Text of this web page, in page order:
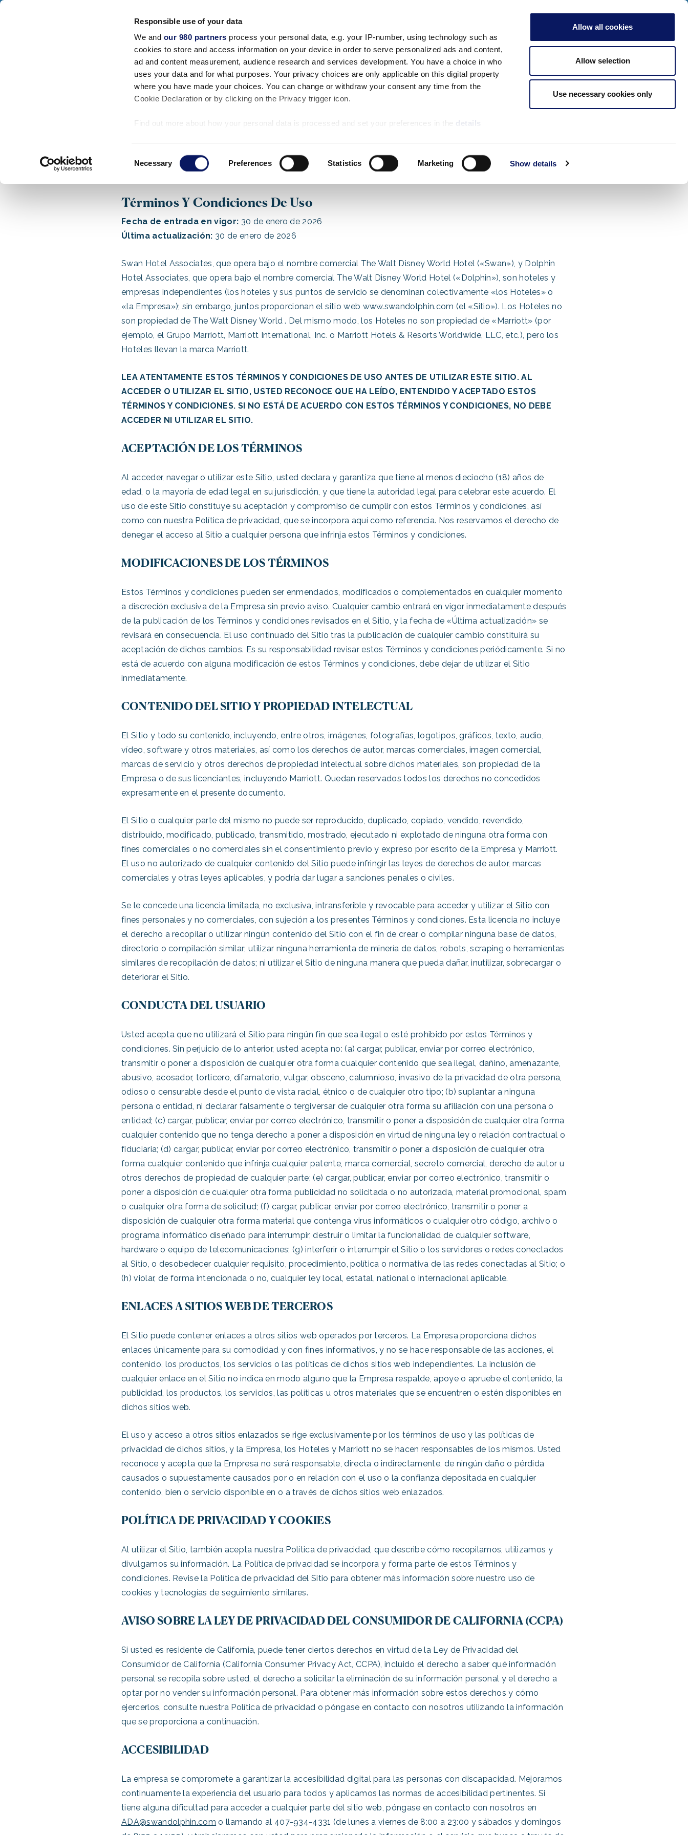
Responsible use of your data
We and our 980 partners process your personal data, e.g. your IP-number, using technology such as
cookies to store and access information on your device in order to serve personalized ads and content,
ad and content measurement, audience research and services development. You have a choice in who
uses your data and for what purposes. Your privacy choices are only applicable on this digital property
where you have made your choices. You can change or withdraw your consent any time from the
Cookie Declaration or by clicking on the Privacy trigger icon.
Find out more about how your personal data is processed and set your preferences in the
details
We use cookies to personalise content and ads, to provide social media features and to analyse our
traffic. We also share information about your use of our site with our social media, advertising and
analytics partners who may combine it with other information that you’ve provided to them or that
they’ve collected from your use of their services.
Selection
Necessary Preferences Statistics Marketing Show details
Allow all cookies
Allow selection
Use necessary cookies only
Alojamientos Comedor Actividades Ofertas especiales Bodas Reuniones y eventos Más
Reserve
8 Sat
9 Sun
Comprobar Disponibilidad
Condiciones generales
Condiciones De Uso
Términos Y Condiciones De Uso
Fecha de entrada en vigor: 30 de enero de 2026
Última actualización: 30 de enero de 2026
Swan Hotel Associates, que opera bajo el nombre comercial The Walt Disney World Hotel («Swan»), y Dolphin
Hotel Associates, que opera bajo el nombre comercial The Walt Disney World Hotel («Dolphin»), son hoteles y
empresas independientes (los hoteles y sus puntos de servicio se denominan colectivamente «los Hoteles» o
«la Empresa»); sin embargo, juntos proporcionan el sitio web www.swandolphin.com (el «Sitio»). Los Hoteles no
son propiedad de The Walt Disney World . Del mismo modo, los Hoteles no son propiedad de «Marriott» (por
ejemplo, el Grupo Marriott, Marriott International, Inc. o Marriott Hotels & Resorts Worldwide, LLC, etc.), pero los
Hoteles llevan la marca Marriott.
LEA ATENTAMENTE ESTOS TÉRMINOS Y CONDICIONES DE USO ANTES DE UTILIZAR ESTE SITIO. AL
ACCEDER O UTILIZAR EL SITIO, USTED RECONOCE QUE HA LEÍDO, ENTENDIDO Y ACEPTADO ESTOS
TÉRMINOS Y CONDICIONES. SI NO ESTÁ DE ACUERDO CON ESTOS TÉRMINOS Y CONDICIONES, NO DEBE
ACCEDER NI UTILIZAR EL SITIO.
ACEPTACIÓN DE LOS TÉRMINOS
Al acceder, navegar o utilizar este Sitio, usted declara y garantiza que tiene al menos dieciocho (18) años de
edad, o la mayoría de edad legal en su jurisdicción, y que tiene la autoridad legal para celebrar este acuerdo. El
uso de este Sitio constituye su aceptación y compromiso de cumplir con estos Términos y condiciones, así
como con nuestra Política de privacidad, que se incorpora aquí como referencia. Nos reservamos el derecho de
denegar el acceso al Sitio a cualquier persona que infrinja estos Términos y condiciones.
MODIFICACIONES DE LOS TÉRMINOS
Estos Términos y condiciones pueden ser enmendados, modificados o complementados en cualquier momento
a discreción exclusiva de la Empresa sin previo aviso. Cualquier cambio entrará en vigor inmediatamente después
de la publicación de los Términos y condiciones revisados en el Sitio, y la fecha de «Última actualización» se
revisará en consecuencia. El uso continuado del Sitio tras la publicación de cualquier cambio constituirá su
aceptación de dichos cambios. Es su responsabilidad revisar estos Términos y condiciones periódicamente. Si no
está de acuerdo con alguna modificación de estos Términos y condiciones, debe dejar de utilizar el Sitio
inmediatamente.
CONTENIDO DEL SITIO Y PROPIEDAD INTELECTUAL
El Sitio y todo su contenido, incluyendo, entre otros, imágenes, fotografías, logotipos, gráficos, texto, audio,
vídeo, software y otros materiales, así como los derechos de autor, marcas comerciales, imagen comercial,
marcas de servicio y otros derechos de propiedad intelectual sobre dichos materiales, son propiedad de la
Empresa o de sus licenciantes, incluyendo Marriott. Quedan reservados todos los derechos no concedidos
expresamente en el presente documento.
El Sitio o cualquier parte del mismo no puede ser reproducido, duplicado, copiado, vendido, revendido,
distribuido, modificado, publicado, transmitido, mostrado, ejecutado ni explotado de ninguna otra forma con
fines comerciales o no comerciales sin el consentimiento previo y expreso por escrito de la Empresa y Marriott.
El uso no autorizado de cualquier contenido del Sitio puede infringir las leyes de derechos de autor, marcas
comerciales y otras leyes aplicables, y podría dar lugar a sanciones penales o civiles.
Se le concede una licencia limitada, no exclusiva, intransferible y revocable para acceder y utilizar el Sitio con
fines personales y no comerciales, con sujeción a los presentes Términos y condiciones. Esta licencia no incluye
el derecho a recopilar o utilizar ningún contenido del Sitio con el fin de crear o compilar ninguna base de datos,
directorio o compilación similar; utilizar ninguna herramienta de minería de datos, robots, scraping o herramientas
similares de recopilación de datos; ni utilizar el Sitio de ninguna manera que pueda dañar, inutilizar, sobrecargar o
deteriorar el Sitio.
CONDUCTA DEL USUARIO
Usted acepta que no utilizará el Sitio para ningún fin que sea ilegal o esté prohibido por estos Términos y
condiciones. Sin perjuicio de lo anterior, usted acepta no: (a) cargar, publicar, enviar por correo electrónico,
transmitir o poner a disposición de cualquier otra forma cualquier contenido que sea ilegal, dañino, amenazante,
abusivo, acosador, torticero, difamatorio, vulgar, obsceno, calumnioso, invasivo de la privacidad de otra persona,
odioso o censurable desde el punto de vista racial, étnico o de cualquier otro tipo; (b) suplantar a ninguna
persona o entidad, ni declarar falsamente o tergiversar de cualquier otra forma su afiliación con una persona o
entidad; (c) cargar, publicar, enviar por correo electrónico, transmitir o poner a disposición de cualquier otra forma
cualquier contenido que no tenga derecho a poner a disposición en virtud de ninguna ley o relación contractual o
fiduciaria; (d) cargar, publicar, enviar por correo electrónico, transmitir o poner a disposición de cualquier otra
forma cualquier contenido que infrinja cualquier patente, marca comercial, secreto comercial, derecho de autor u
otros derechos de propiedad de cualquier parte; (e) cargar, publicar, enviar por correo electrónico, transmitir o
poner a disposición de cualquier otra forma publicidad no solicitada o no autorizada, material promocional, spam
o cualquier otra forma de solicitud; (f) cargar, publicar, enviar por correo electrónico, transmitir o poner a
disposición de cualquier otra forma material que contenga virus informáticos o cualquier otro código, archivo o
programa informático diseñado para interrumpir, destruir o limitar la funcionalidad de cualquier software,
hardware o equipo de telecomunicaciones; (g) interferir o interrumpir el Sitio o los servidores o redes conectados
al Sitio, o desobedecer cualquier requisito, procedimiento, política o normativa de las redes conectadas al Sitio; o
(h) violar, de forma intencionada o no, cualquier ley local, estatal, national o internacional aplicable.
ENLACES A SITIOS WEB DE TERCEROS
El Sitio puede contener enlaces a otros sitios web operados por terceros. La Empresa proporciona dichos
enlaces únicamente para su comodidad y con fines informativos, y no se hace responsable de las acciones, el
contenido, los productos, los servicios o las políticas de dichos sitios web independientes. La inclusión de
cualquier enlace en el Sitio no indica en modo alguno que la Empresa respalde, apoye o apruebe el contenido, la
publicidad, los productos, los servicios, las políticas u otros materiales que se encuentren o estén disponibles en
dichos sitios web.
El uso y acceso a otros sitios enlazados se rige exclusivamente por los términos de uso y las políticas de
privacidad de dichos sitios, y la Empresa, los Hoteles y Marriott no se hacen responsables de los mismos. Usted
reconoce y acepta que la Empresa no será responsable, directa o indirectamente, de ningún daño o pérdida
causados o supuestamente causados por o en relación con el uso o la confianza depositada en cualquier
contenido, bien o servicio disponible en o a través de dichos sitios web enlazados.
POLÍTICA DE PRIVACIDAD Y COOKIES
Al utilizar el Sitio, también acepta nuestra Política de privacidad, que describe cómo recopilamos, utilizamos y
divulgamos su información. La Política de privacidad se incorpora y forma parte de estos Términos y
condiciones. Revise la Política de privacidad del Sitio para obtener más información sobre nuestro uso de
cookies y tecnologías de seguimiento similares.
AVISO SOBRE LA LEY DE PRIVACIDAD DEL CONSUMIDOR DE CALIFORNIA (CCPA)
Si usted es residente de California, puede tener ciertos derechos en virtud de la Ley de Privacidad del
Consumidor de California (California Consumer Privacy Act, CCPA), incluido el derecho a saber qué información
personal se recopila sobre usted, el derecho a solicitar la eliminación de su información personal y el derecho a
optar por no vender su información personal. Para obtener más información sobre estos derechos y cómo
ejercerlos, consulte nuestra Política de privacidad o póngase en contacto con nosotros utilizando la información
que se proporciona a continuación.
ACCESIBILIDAD
La empresa se compromete a garantizar la accesibilidad digital para las personas con discapacidad. Mejoramos
continuamente la experiencia del usuario para todos y aplicamos las normas de accesibilidad pertinentes. Si
tiene alguna dificultad para acceder a cualquier parte del sitio web, póngase en contacto con nosotros en
ADA@swandolphin.com o llamando al 407-934-4331 (de lunes a viernes de 8:00 a 23:00 y sábados y domingos